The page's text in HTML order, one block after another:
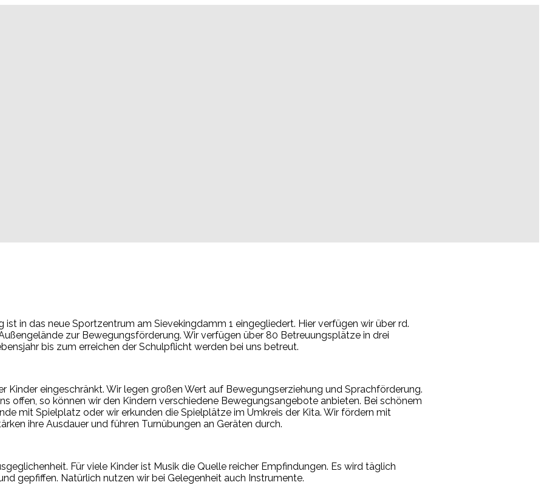
in das neue Sportzentrum am Sievekingdamm 1 eingegliedert. Hier verfügen wir über rd.
zur Bewegungsförderung. Wir verfügen über 80 Betreuungsplätze in drei
bis zum erreichen der Schulpflicht werden bei uns betreut.
eingeschränkt. Wir legen großen Wert auf Bewegungserziehung und Sprachförderung.
offen, so können wir den Kindern verschiedene Bewegungsangebote anbieten. Bei schönem
mit Spielplatz oder wir erkunden die Spielplätze im Umkreis der Kita. Wir fördern mit
ihre Ausdauer und führen Turnübungen an Geräten durch.
Für viele Kinder ist Musik die Quelle reicher Empfindungen. Es wird täglich
gepfiffen. Natürlich nutzen wir bei Gelegenheit auch Instrumente.